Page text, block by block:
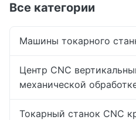
Все категории
Машины токарного
Центр CNC
механической
Токарный станок CNC